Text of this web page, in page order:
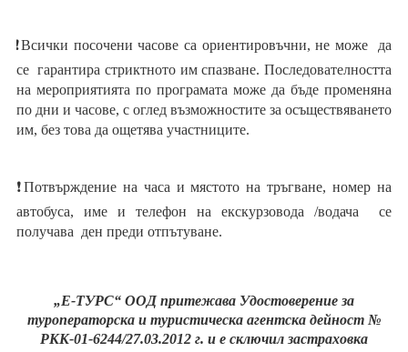
посочени часове са ориентировъчни, не може да
се гарантира стриктното им спазване. Последователността
на мероприятията по програмата може да бъде променяна
по дни и часове, с оглед възможностите за осъществяването
им, без това да ощетява участниците.
❗Потвърждение на часа и мястото на тръгване, номер на
автобуса, име и телефон на екскурзовода /водача се
получава ден преди отпътуване.
„Е-ТУРС“ ООД притежава Удостоверение за
туроператорска и туристическа агентска дейност №
РКК-01-6244/27.03.2012 г. и е сключил застраховка